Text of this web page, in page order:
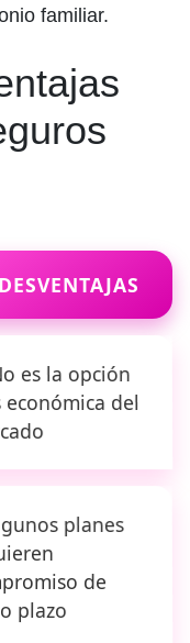
familiar.
es la opción
económica del
planes
de
plazo